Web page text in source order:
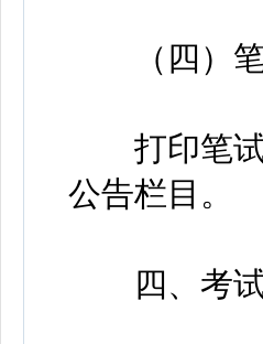
（四）笔
打印笔试
公告栏目。
四、考试